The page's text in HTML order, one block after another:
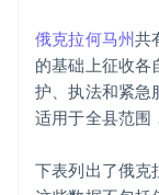
俄克拉何马州共
的基础上征收各
护、执法和紧急
适用于全县范围
下表列出了俄克